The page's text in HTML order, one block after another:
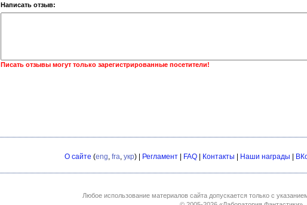
Написать отзыв:
Писать отзывы могут только зарегистрированные посетители!
О сайте (eng, fra, укр) | Регламент FAQ Контакты Наши награды
Любое использование материалов сайта допускается только с